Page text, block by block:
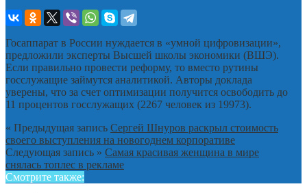
Госаппарат в России нуждается в «умной цифровизации»,
предложили эксперты Высшей школы экономики (ВШЭ).
Если правильно провести реформу, то вместо рутины
госслужащие займутся аналитикой. Авторы доклада
уверены, что за счет оптимизации получится освободить до
11 процентов госслужащих (2267 человек из 19973).
« Предыдущая запись Сергей Шнуров раскрыл стоимость
своего выступления на новогоднем корпоративе
Следующая запись » Самая красивая женщина в мире
снялась топлес в рекламе
Смотрите также: